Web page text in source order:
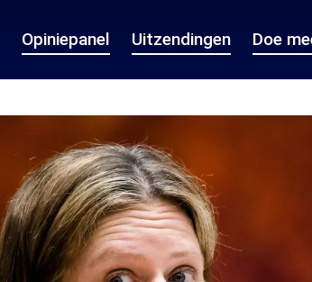
Opiniepanel Uitzendingen Doe